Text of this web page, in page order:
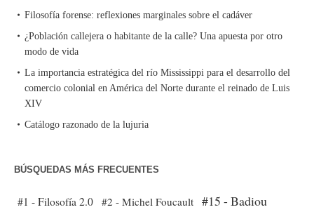
Filosofía forense: reflexiones marginales sobre el cadáver
¿Población callejera o habitante de la calle? Una apuesta por otro
modo de vida
La importancia estratégica del río Mississippi para el desarrollo del
comercio colonial en América del Norte durante el reinado de Luis
XIV
Catálogo razonado de la lujuria
BÚSQUEDAS MÁS FRECUENTES
#1 - Filosofía 2.0 #2 - Michel Foucault #15 - Badiou